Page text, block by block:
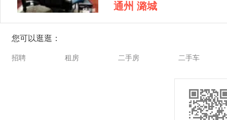
通州 潞城
您可以逛逛：
招聘 租房 二手房 二手车